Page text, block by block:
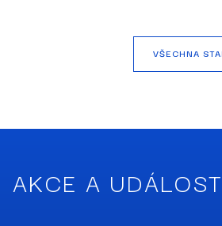
VŠECHNA
AKCE A